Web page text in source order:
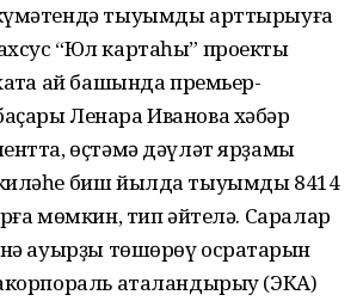
тыуымды арттырыуға
“Юл картаһы” проекты
ай башында премьер-
Ленара Иванова хәбәр
өҫтәмә дәүләт ярҙамы
биш йылда тыуымды 8414
мөмкин, тип әйтелә. Саралар
ауырҙы төшөрөү осраҡтарын
аталандырыу (ЭКА)